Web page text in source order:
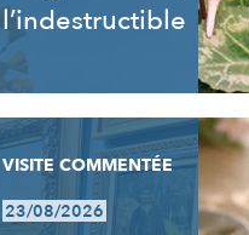
l’indestructible
VISITE COMMENTÉE
23/08/2026